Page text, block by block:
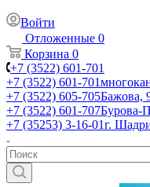
Войти
Отложенные 0
Корзина 0
+7 (3522) 601-701
+7 (3522) 601-701
+7 (3522) 605-705Бажова,
+7 (3522) 601-707Бурова-
+7 (35253) 3-16-01г.